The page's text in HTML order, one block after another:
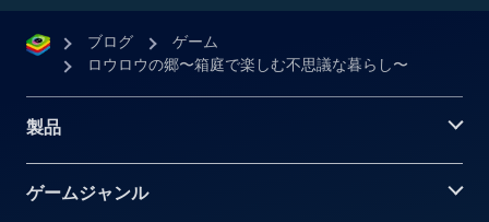
ブログ
ゲーム
ロウロウの郷〜箱庭で楽しむ不思議な暮らし〜
製品
ゲームジャンル